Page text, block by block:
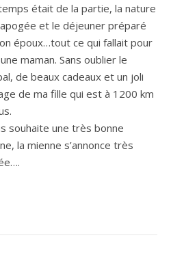
était de la partie, la nature
et le déjeuner préparé
époux…tout ce qui fallait pour
maman. Sans oublier le
de beaux cadeaux et un joli
de ma fille qui est à 1200 km
souhaite une très bonne
la mienne s’annonce très